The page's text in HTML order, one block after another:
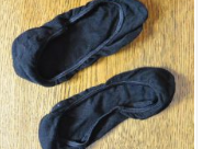
Aan
verlanglijst
toevoegen